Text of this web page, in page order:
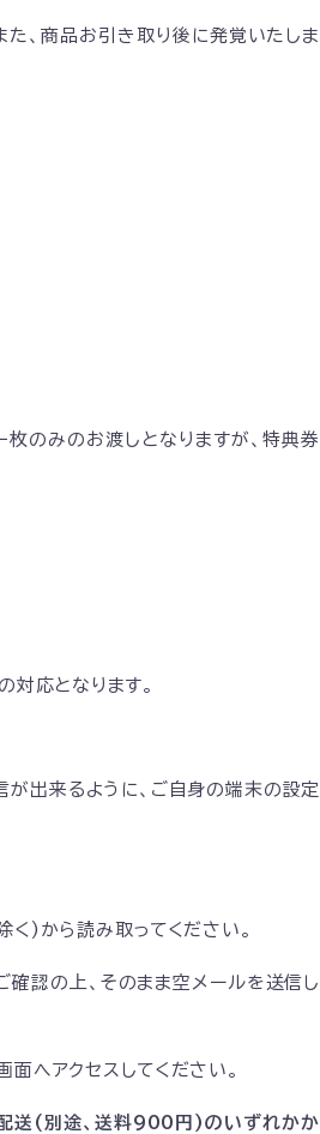
、商品お引き取り後に発覚いたしま
のみのお渡しとなりますが、特典券
応となります。
出来るように、ご自身の端末の設定
)から読み取ってください。
確認の上、そのまま空メールを送信し
へアクセスしてください。
送(別途、送料900円)のいずれかか